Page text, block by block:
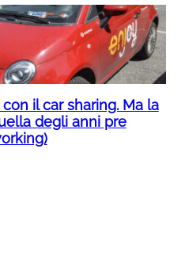
il car sharing. Ma la
degli anni pre